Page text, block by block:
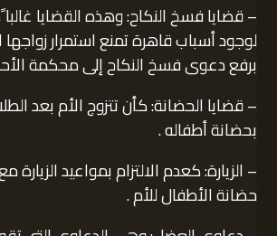
– قضايا فسخ النكاح: وهذه القضايا غالبا
لوجود أسباب قاهرة تمنع استمرار زواجها
برفع دعوى فسخ النكاح إلى محكمة
– قضايا الحضانة: كأن تتزوج الأم بعد
بحضانة أطفاله .
– الزيارة: كعدم الالتزام بمواعيد الزيارة
حضانة الأطفال للأم .